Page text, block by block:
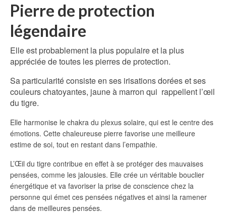
Pierre de protection
légendaire
Elle est probablement la plus populaire et la plus
appréciée de toutes les pierres de protection.
Sa particularité consiste en ses irisations dorées et ses
couleurs chatoyantes, jaune à marron qui rappellent l’œil
du tigre.
Elle harmonise le chakra du plexus solaire, qui est le centre des
émotions. Cette chaleureuse pierre favorise une meilleure
estime de soi, tout en restant dans l’empathie.
L’Œil du tigre contribue en effet à se protéger des mauvaises
pensées, comme les jalousies. Elle crée un véritable bouclier
énergétique et va favoriser la prise de conscience chez la
personne qui émet ces pensées négatives et ainsi la ramener
dans de meilleures pensées.